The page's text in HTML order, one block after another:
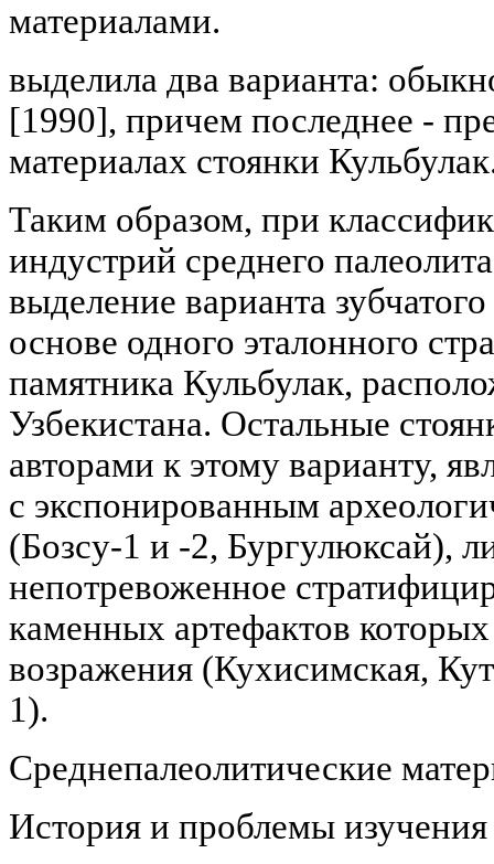
материалами.
выделила два варианта:
[1990], причем последнее -
материалах стоянки
Таким образом, при
индустрий среднего
выделение варианта
основе одного эталонного
памятника Кульбулак,
Узбекистана. Остальные
авторами к этому варианту,
с экспонированным
(Бозсу-1 и -2, Бургулюксай),
непотревоженное
каменных артефактов
возражения (Кухисимская,
1).
Среднепалеолитические
История и проблемы изучения